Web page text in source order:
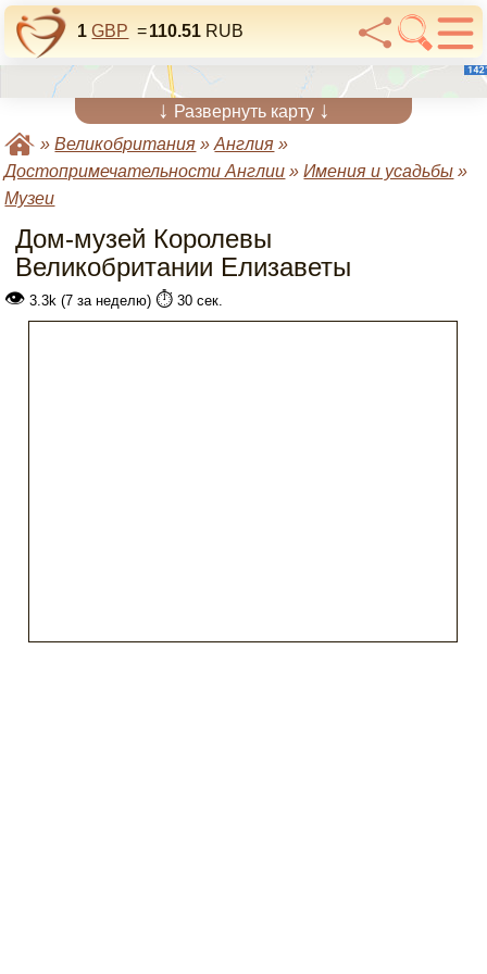
1 GBP =110.51 RUB
↓ Развернуть карту ↓
»Великобритания »Англия »
Достопримечательности Англии »Имения и усадьбы »
Музеи
Дом-музей Королевы
Великобритании Елизаветы
👁 3.3k (7 за неделю) ⏱️ 30 сек.